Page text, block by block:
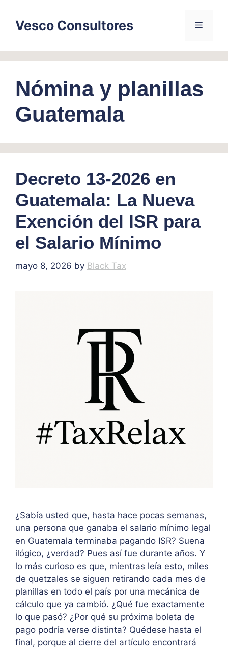
contentVesco Consultores Menu
Nómina y planillas
Guatemala
Decreto 13-2026 en
Guatemala: La Nueva
Exención del ISR para
el Salario Mínimo
mayo 8, 2026 by Black Tax
¿Sabía usted que, hasta hace pocas semanas,
una persona que ganaba el salario mínimo legal
en Guatemala terminaba pagando ISR? Suena
ilógico, ¿verdad? Pues así fue durante años. Y
lo más curioso es que, mientras leía esto, miles
de quetzales se siguen retirando cada mes de
planillas en todo el país por una mecánica de
cálculo que ya cambió. ¿Qué fue exactamente
lo que pasó? ¿Por qué su próxima boleta de
pago podría verse distinta? Quédese hasta el
final, porque al cierre del artículo encontrará